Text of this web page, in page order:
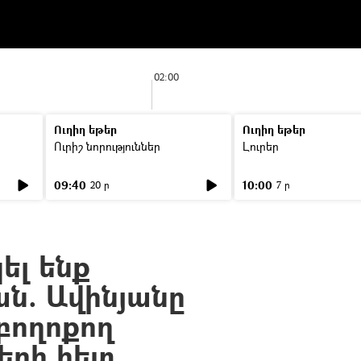
02:00
Ուղիղ եթեր
Ուրիշ նորություններ
09:40 20 ր
Ուղիղ եթեր
Լուրեր
10:00 7 ր
ենք
Ավինյանը